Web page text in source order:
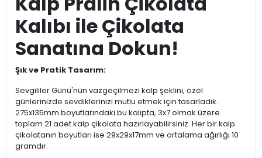
Kalıbı ile Çikolata
Sanatına Dokun!
Şık ve Pratik Tasarım:
Sevgililer Günü'nün vazgeçilmezi kalp şeklini, özel
günlerinizde sevdiklerinizi mutlu etmek için tasarladık.
275x135mm boyutlarındaki bu kalıpta, 3x7 olmak üzere
toplam 21 adet kalp çikolata hazırlayabilirsiniz. Her bir kalp
çikolatanın boyutları ise 29x29x17mm ve ortalama ağırlığı 10
gramdır.